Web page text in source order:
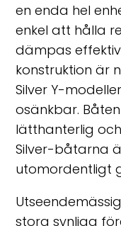
en enda hel
enkel att hålla
dämpas
konstruktion är
Silver Y-
osänkbar.
lätthanterlig
Silver-båtarna
utomordentligt
stora synliga